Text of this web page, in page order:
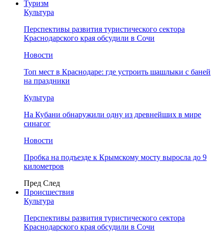
Туризм
Культура
Перспективы развития туристического сектора
Краснодарского края обсудили в Сочи
Новости
Топ мест в Краснодаре: где устроить шашлыки с баней
на праздники
Культура
На Кубани обнаружили одну из древнейших в мире
синагог
Новости
Пробка на подъезде к Крымскому мосту выросла до 9
километров
Пред След
Происшествия
Культура
Перспективы развития туристического сектора
Краснодарского края обсудили в Сочи